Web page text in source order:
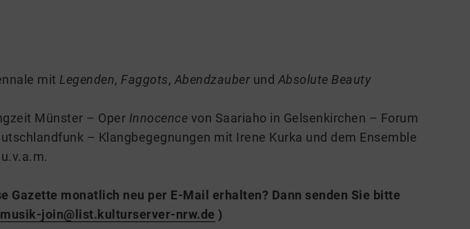
mit Legenden, Faggots, Abendzauber und Absolute Beauty
Münster – Oper Innocence von Saariaho in Gelsenkirchen – Forum
– Klangbegegnungen mit Irene Kurka und dem Ensemble
Gazette monatlich neu per E-Mail erhalten? Dann senden Sie bitte
join@list.kulturserver-nrw.de )